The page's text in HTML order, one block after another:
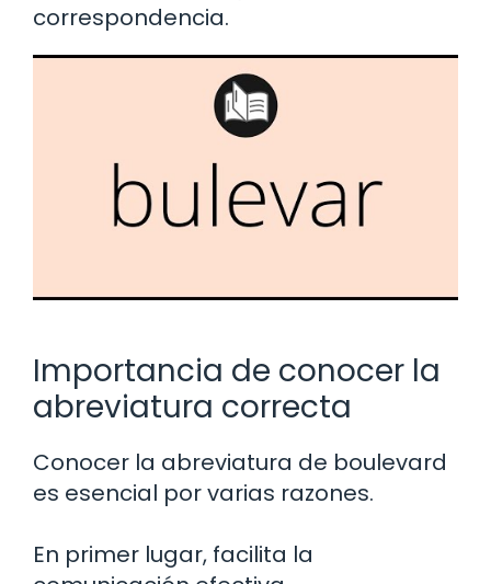
correspondencia.
Importancia de conocer la
abreviatura correcta
Conocer la abreviatura de boulevard
es esencial por varias razones.
En primer lugar, facilita la